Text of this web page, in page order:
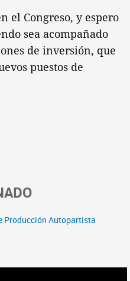
el Congreso, y espero
sea acompañado
de inversión, que
puestos de
Producción Autopartista